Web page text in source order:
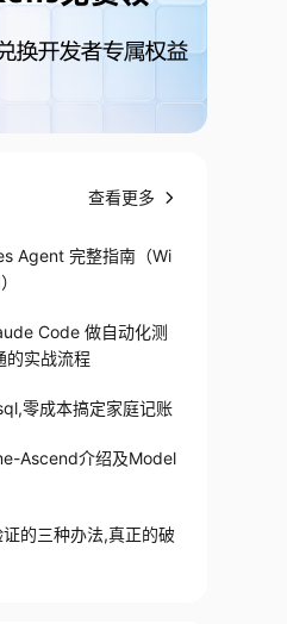
查看更多
Agent 完整指南（Wi
Code 做自动化测
的实战流程
零成本搞定家庭记账
Ascend介绍及Model
的三种办法,真正的破